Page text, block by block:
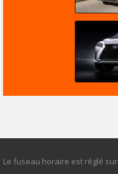
Le fuseau horaire est réglé sur